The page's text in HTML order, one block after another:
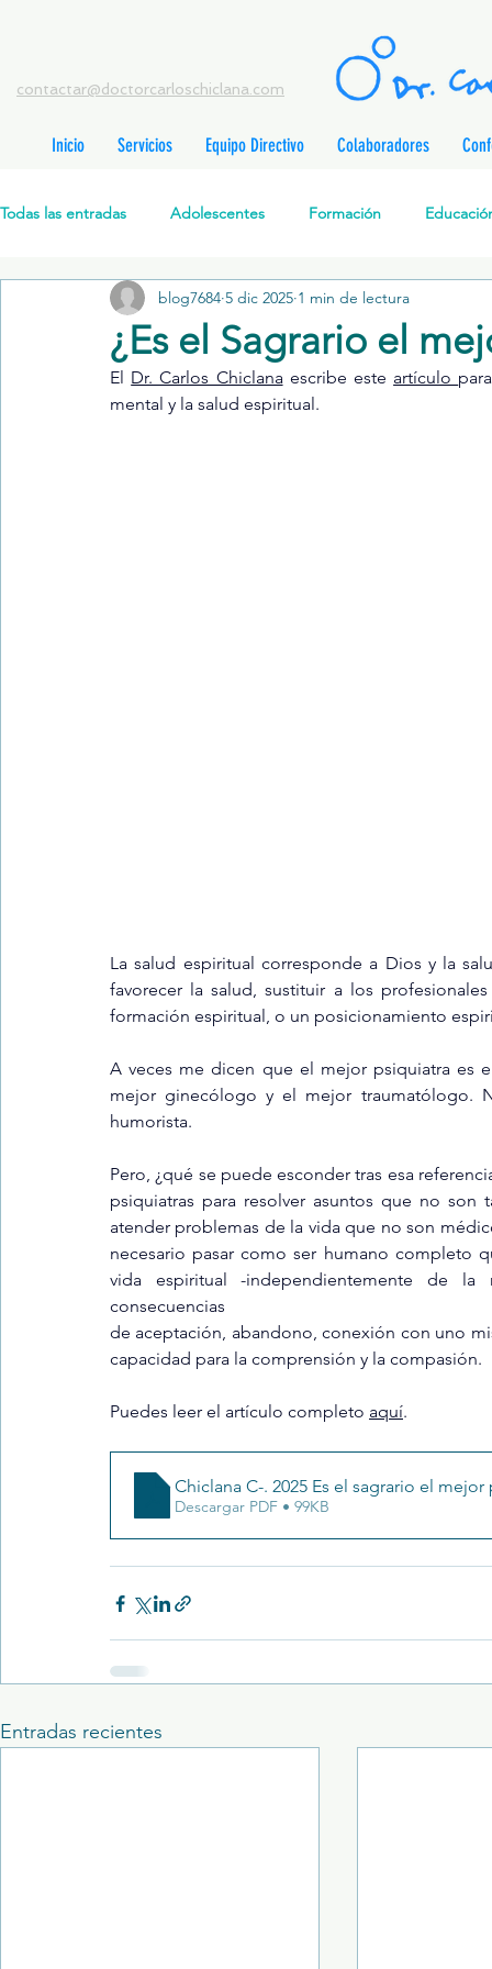
contactar@doctorcarloschiclana.com
Inicio Servicios Equipo Directivo Colaboradores
Todas las entradas Adolescentes Formación
Salud Mental Perinatal Psicoterapia Cognitivo-Analítica
Formación profesionales Jóvenes Desarrollo personal
¿Es el Sagrario el
blog7684 5 dic 2025 1 min de lectura
El Dr. Carlos Chiclana escribe este artículo
mental y la salud espiritual.
La salud espiritual corresponde a Dios y la
favorecer la salud, sustituir a los
formación espiritual, o un posicionamiento
A veces me dicen que el mejor psiquiatra es
mejor ginecólogo y el mejor traumatólogo.
humorista.
Pero, ¿qué se puede esconder tras esa
psiquiatras para resolver asuntos que no
atender problemas de la vida que no son
necesario pasar como ser humano completo
vida espiritual -independientemente de
consecuencias
de aceptación, abandono, conexión con uno
capacidad para la comprensión y la compasión.
Puedes leer el artículo completo aquí.
Chiclana C-. 2025 Es el sagrario el
Descargar PDF • 99KB
Entradas recientes